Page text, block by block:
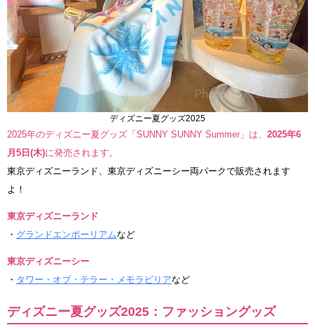
ディズニー夏グッズ2025
2025年のディズニー夏グッズ「SUNNY SUNNY Summer」は、 2025年6
月5日(木)に発売されます。
東京ディズニーランド、東京ディズニーシー両パークで販売されます
よ！
東京ディズニーランド
・ グランドエンポーリアムなど
東京ディズニーシー
・ タワー・オブ・テラー・メモラビリアなど
ディズニー夏グッズ2025：ファッショングッズ